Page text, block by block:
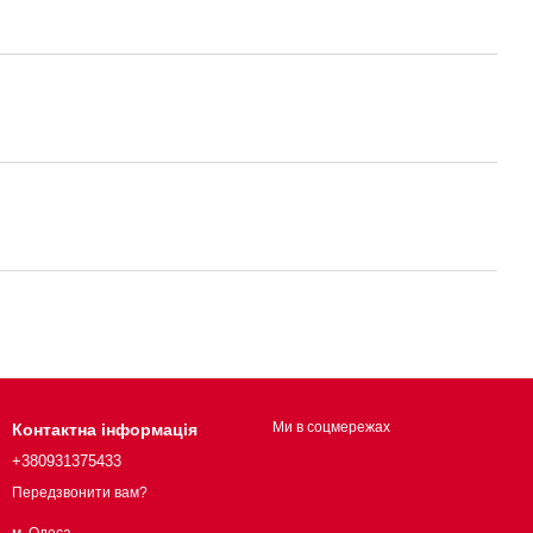
Контактна інформація
+380931375433
Передзвонити вам?
Ми в соцмережах